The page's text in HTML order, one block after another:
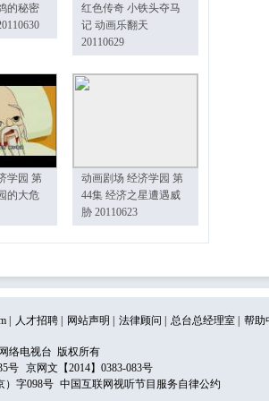
的秘密
红色传奇 小铁头夺马
记 动画乐翻天
20110629
学园 第
的大危
动画剧场 经济学园 第
44集 经济之星遭遇威
胁 20110623
人才招聘 网站声明 法律顾问 总台总经理室 帮助
络电视台 版权所有
号
京网文【2014】0383-083号
）字098号 中国互联网视听节目服务自律公约